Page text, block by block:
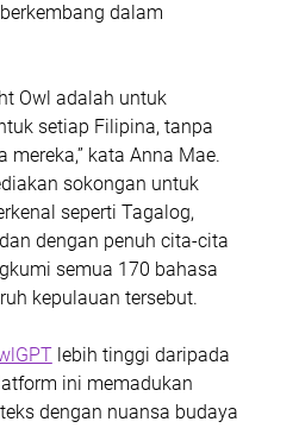
dalam
Owl adalah untuk
setiap Filipina, tanpa
kata Anna Mae.
sokongan untuk
seperti Tagalog,
dengan penuh cita-cita
semua 170 bahasa
kepulauan tersebut.
lebih tinggi daripada
ini memadukan
dengan nuansa budaya